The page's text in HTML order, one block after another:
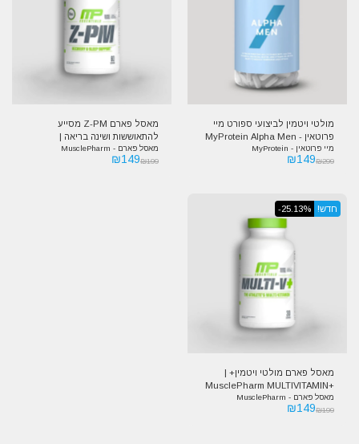
מולטי ויטמין לביצועי ספורט מיי
פרוטאין - MyProtein Alpha Men
Multivitamin
מיי פרוטאין - MyProtein
₪299
₪149
מאסל פארם Z-PM מסייע
להתאוששות ושינה בריאה |
MusclePharm Z-PM
מאסל פארם - MusclePharm
₪199
₪149
חדש! -25.13%
מאסל פארם מולטי ויטמין+ |
+MusclePharm MULTIVITAMIN
מאסל פארם - MusclePharm
₪199
₪149